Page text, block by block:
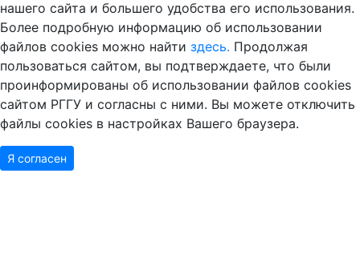
нашего сайта и большего удобства его использования.
Более подробную информацию об использовании
файлов cookies можно найти здесь. Продолжая
пользоваться сайтом, вы подтверждаете, что были
проинформированы об использовании файлов cookies
сайтом РГГУ и согласны с ними. Вы можете отключить
файлы cookies в настройках Вашего браузера.
Я согласен